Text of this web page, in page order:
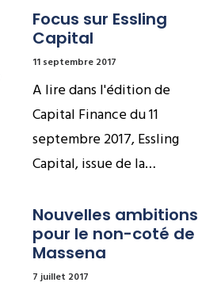
Focus sur Essling
Capital
11 septembre 2017
A lire dans l'édition de
Capital Finance du 11
septembre 2017, Essling
Capital, issue de la…
Nouvelles ambitions
pour le non-coté de
Massena
7 juillet 2017